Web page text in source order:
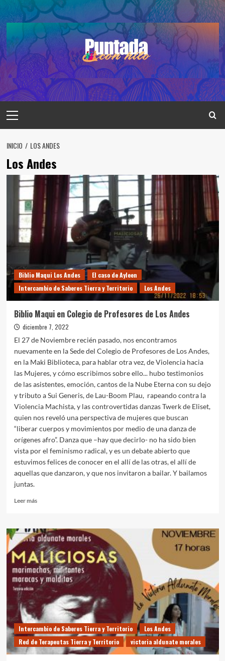
al
contenido
principal
INICIO LOS ANDES
Los Andes
Biblio Maqui Los Andes
El caso de Ayleen
Intercambio de Saberes Tierra y Territorio
Los Andes
Biblio Maqui en Colegio de Profesores de Los Andes
diciembre 7, 2022
El 27 de Noviembre recién pasado, nos encontramos
nuevamente en la Sede del Colegio de Profesores de Los Andes,
en la Maki Biblioteca, para hablar otra vez, de Violencia hacia
las Mujeres, y cómo escribimos sobre ello... hubo testimonios
de las asistentes, emoción, cantos de la Nube Eterna con su dejo
y tributo a Sui Generis, de Lau-Boom Plau, rapeando contra la
Violencia Machista, y las controvertidas danzas Twerk de Eliset,
quien nos reveló una perspectiva de mujeres que buscan
“liberar cuerpos y movimientos por medio de una danza de
orígenes afro”. Danza que –hay que decirlo- no ha sido bien
vista por el feminismo radical, y es un debate abierto que
estuvimos felices de conocer en el allí de las otras, el allí de
aquellas que danzaron, y que nos invitaron a bailar. Y bailamos
juntas.
Leer másLeer
Biblio
Maqui
en
Colegio
de
Profesores
de
Los
Andes
Intercambio de Saberes Tierra y Territorio
Los Andes
Red de Terapeutas Tierra y Territorio
victoria aldunate morales